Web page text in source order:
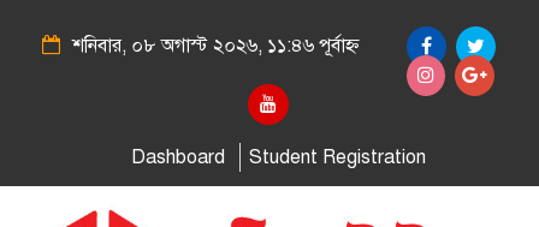
শনিবার, ০৮ অগাস্ট ২০২৬, ১১:৪৬ পূর্বাহ্ন
Dashboard Student Registration